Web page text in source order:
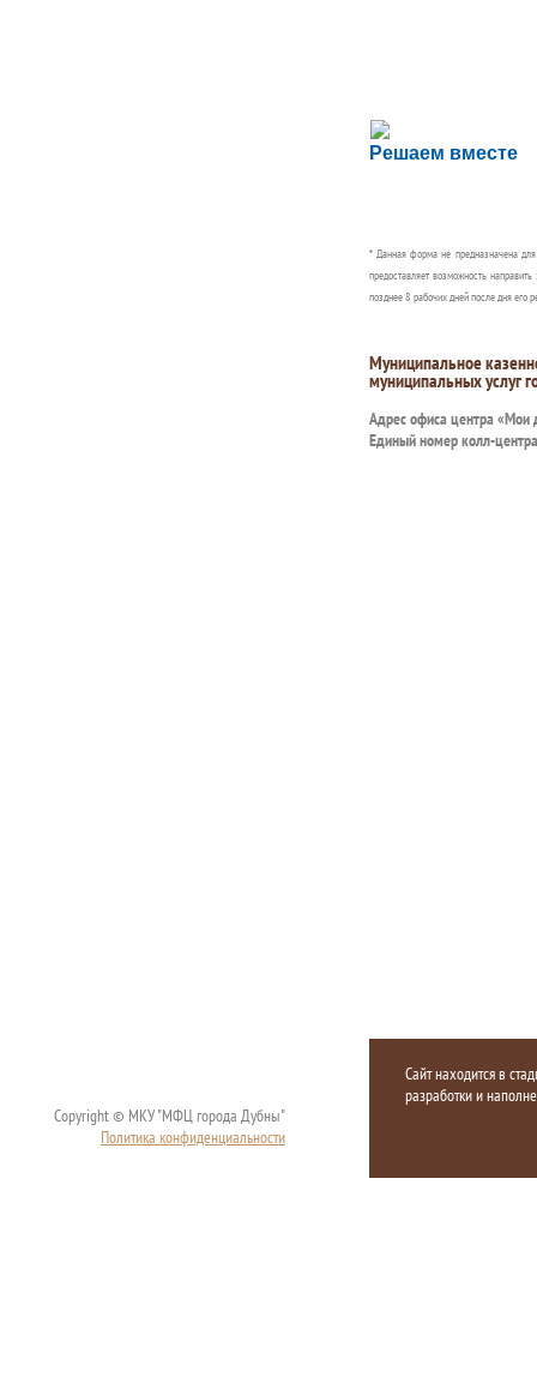
Решаем вместе
Сложности с
Сообщите об этом
* Данная форма не предназначена
предоставляет возможность
позднее 8 рабочих дней после дня его
Муниципальное
муниципальных услуг
Адрес офиса центра «Мои
Единый номер колл-
Copyright © МКУ "МФЦ города Дубны"
Политика конфиденциальности
Сайт находится в
разработки и